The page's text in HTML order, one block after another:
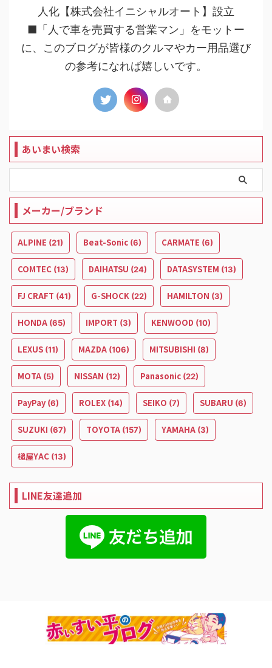
人化【株式会社イニシャルオート】設立
■「人で車を売買する営業マン」をモットー
に、このブログが皆様のクルマやカー用品選び
の参考になれば嬉しいです。
あいまい検索
メーカー/ブランド
ALPINE (21) Beat-Sonic (6) CARMATE (6)
COMTEC (13) DAIHATSU (24) DATASYSTEM (13)
FJ CRAFT (41) G-SHOCK (22) HAMILTON (3)
HONDA (65) IMPORT (3) KENWOOD (10)
LEXUS (11) MAZDA (106) MITSUBISHI (8)
MOTA (5) NISSAN (12) Panasonic (22)
PayPay(6) ROLEX (14) SEIKO (7) SUBARU (6)
SUZUKI (67) TOYOTA (157) YAMAHA (3)
槌屋YAC (13)
LINE友達追加